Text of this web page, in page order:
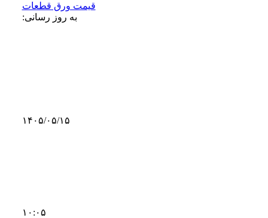
قیمت ورق قطعات
به روز رسانی:
۱۴۰۵/۰۵/۱۵
۱۰:۰۵